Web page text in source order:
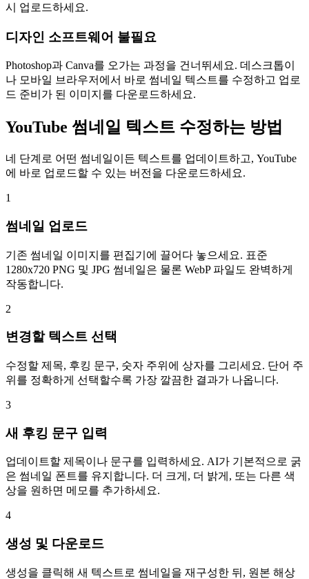
시 업로드하세요.
디자인 소프트웨어 불필요
Photoshop과 Canva를 오가는 과정을 건너뛰세요. 데스크톱이
나 모바일 브라우저에서 바로 썸네일 텍스트를 수정하고 업로
드 준비가 된 이미지를 다운로드하세요.
YouTube 썸네일 텍스트 수정하는 방법
네 단계로 어떤 썸네일이든 텍스트를 업데이트하고, YouTube
에 바로 업로드할 수 있는 버전을 다운로드하세요.
1
썸네일 업로드
기존 썸네일 이미지를 편집기에 끌어다 놓으세요. 표준
1280x720 PNG 및 JPG 썸네일은 물론 WebP 파일도 완벽하게
작동합니다.
2
변경할 텍스트 선택
수정할 제목, 후킹 문구, 숫자 주위에 상자를 그리세요. 단어 주
위를 정확하게 선택할수록 가장 깔끔한 결과가 나옵니다.
3
새 후킹 문구 입력
업데이트할 제목이나 문구를 입력하세요. AI가 기본적으로 굵
은 썸네일 폰트를 유지합니다. 더 크게, 더 밝게, 또는 다른 색
상을 원하면 메모를 추가하세요.
4
생성 및 다운로드
생성을 클릭해 새 텍스트로 썸네일을 재구성한 뒤, 원본 해상